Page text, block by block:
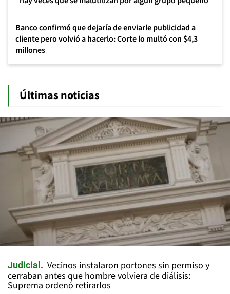
Banco confirmó que dejaría de enviarle publicidad a
cliente pero volvió a hacerlo: Corte lo multó con $4,3
millones
Últimas noticias
Judicial
Vecinos instalaron portones sin permiso y
cerraban antes que hombre volviera de diálisis:
Suprema ordenó retirarlos